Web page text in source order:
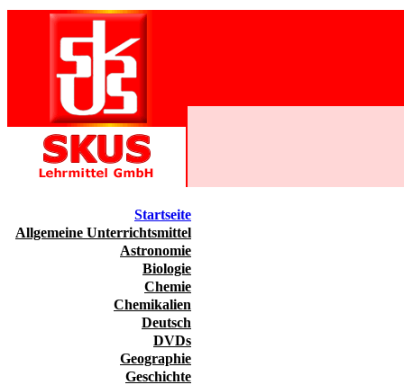
Startseite
Allgemeine Unterrichtsmittel
Astronomie
Biologie
Chemie
Chemikalien
Deutsch
DVDs
Geographie
Geschichte